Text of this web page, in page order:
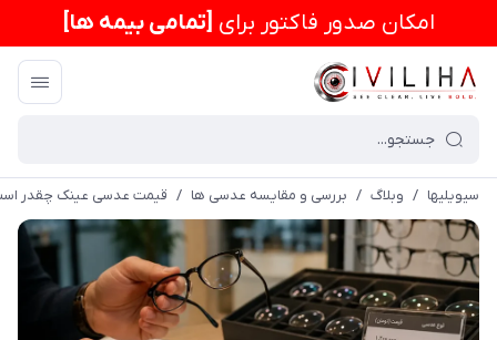
امكان صدور فاکتور برای [تمامی بیمه ها]
سیویلیها / وبلاگ / بررسی و مقایسه عدسی ها / قیمت عدسی عینک چقدر